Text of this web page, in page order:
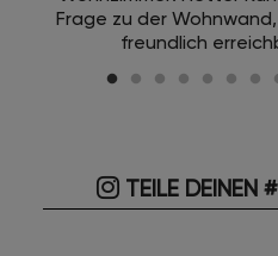
Frage zu der
freundlich
TEILE DEINEN